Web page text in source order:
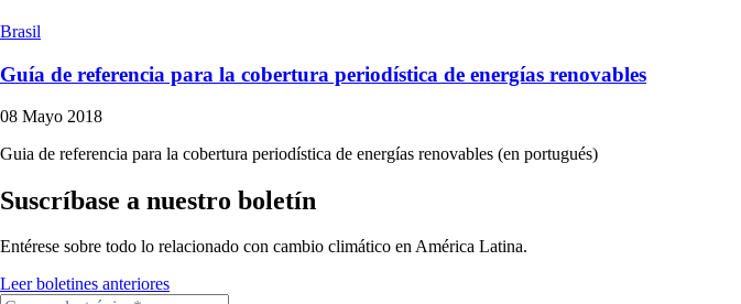
Brasil
Guía de referencia para la cobertura periodística de energías renovables
08 Mayo 2018
Guia de referencia para la cobertura periodística de energías renovables (en portugués)
Suscríbase a nuestro boletín
Entérese sobre todo lo relacionado con cambio climático en América Latina.
Leer boletines anteriores